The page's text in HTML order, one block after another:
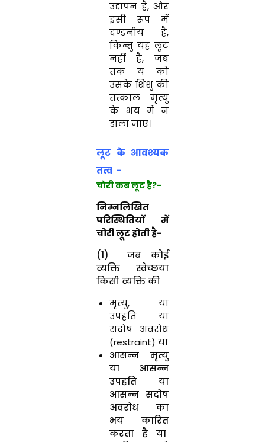
उद्दापन है, और
इसी रूप में
दण्डनीय है,
किन्तु यह लूट
नहीं है, जब
तक य को
उसके शिशु की
तत्काल मृत्यु
के भय में न
डाला जाए।
लूट के आवश्यक
तत्व –
चोरी कब लूट है?-
निम्नलिखित
परिस्थितियों में
चोरी लूट होती है-
(1) जब कोई
व्यक्ति स्वेच्छया
किसी व्यक्ति की
मृत्यु, या
उपहति या
सदोष अवरोध
(restraint) या
आसन्न मृत्यु
या आसन्न
उपहति या
आसन्न सदोष
अवरोध का
भय कारित
करता है या